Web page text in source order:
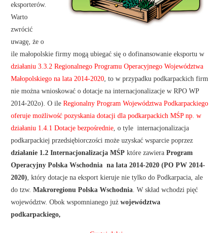
eksporterów.
Warto
zwrócić
uwagę, że o
ile małopolskie firmy mogą ubiegać się o dofinansowanie eksportu w
działaniu 3.3.2 Regionalnego Programu Operacyjnego Województwa
Małopolskiego na lata 2014-2020, to w przypadku podkarpackich firm
nie można wnioskować o dotacje na internacjonalizacje w RPO WP
2014-202o). O ileRegionalny Program Województwa Podkarpackiego
oferuje możliwość pozyskania dotacji dla podkarpackich MŚP np. w
działaniu 1.4.1 Dotacje bezpośrednie, o tyle internacjonalizacja
podkarpackiej przedsiębiorczości może uzyskać wsparcie poprzez
działanie 1.2 Internacjonalizacja MŚP które zawieraProgram
Operacyjny Polska Wschodnia na lata 2014-2020 (PO PW 2014-
2020), który dotacje na eksport kieruje nie tylko do Podkarpacia, ale
do tzw.Makroregionu Polska Wschodnia. W skład wchodzi pięć
województw. Obok wspomnianego jużwojewództwa
podkarpackiego,